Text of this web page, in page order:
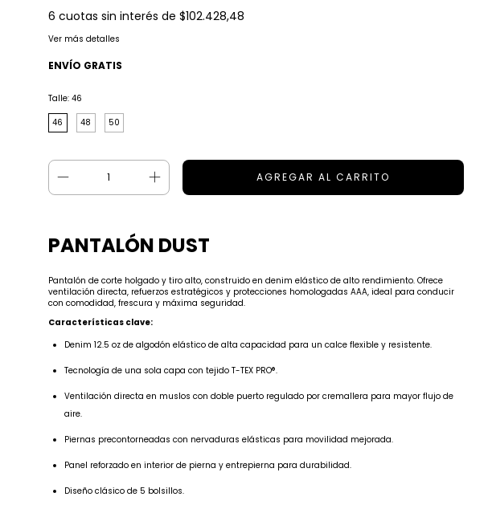
6 cuotas sin interés de $102.428,48
Ver más detalles
ENVÍO GRATIS
Talle: 46
46
48 50
PANTALÓN DUST
Pantalón de corte holgado y tiro alto, construido en denim elástico de alto rendimiento. Ofrece
ventilación directa, refuerzos estratégicos y protecciones homologadas AAA, ideal para conducir
con comodidad, frescura y máxima seguridad.
Características clave:
Denim 12.5 oz de algodón elástico de alta capacidad para un calce flexible y resistente.
Tecnología de una sola capa con tejido T-TEX PRO®.
Ventilación directa en muslos con doble puerto regulado por cremallera para mayor flujo de
aire.
Piernas precontorneadas con nervaduras elásticas para movilidad mejorada.
Panel reforzado en interior de pierna y entrepierna para durabilidad.
Diseño clásico de 5 bolsillos.